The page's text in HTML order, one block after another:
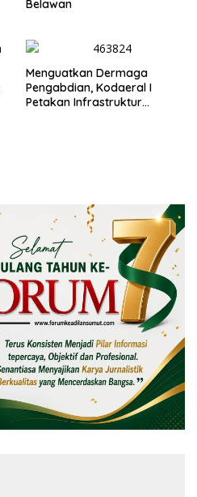
Belawan
Menguatkan Dermaga
Pengabdian, Kodaeral I
Petakan Infrastruktur